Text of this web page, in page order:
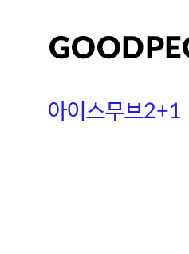
아이스무브2+1